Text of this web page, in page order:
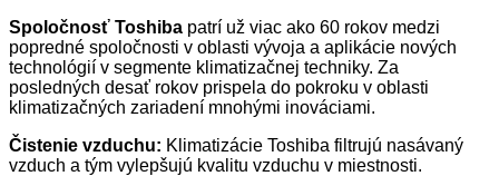
Spoločnosť Toshiba patrí už viac ako 60 rokov medzi
popredné spoločnosti v oblasti vývoja a aplikácie nových
technológií v segmente klimatizačnej techniky. Za
posledných desať rokov prispela do pokroku v oblasti
klimatizačných zariadení mnohými inováciami.
Čistenie vzduchu: Klimatizácie Toshiba filtrujú nasávaný
vzduch a tým vylepšujú kvalitu vzduchu v miestnosti.